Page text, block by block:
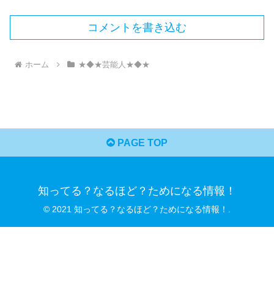
コメントを書き込む
ホーム ★◆★芸能人★◆★
PAGE TOP
知ってる？なるほど？ためになる情報！
© 2021 知ってる？なるほど？ためになる情報！.